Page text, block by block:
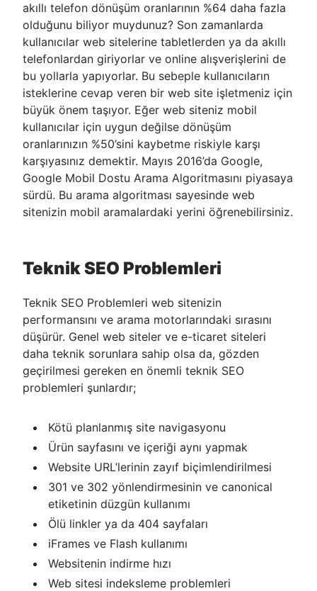
akıllı telefon dönüşüm oranlarının %64 daha fazla
olduğunu biliyor muydunuz? Son zamanlarda
kullanıcılar web sitelerine tabletlerden ya da akıllı
telefonlardan giriyorlar ve online alışverişlerini de
bu yollarla yapıyorlar. Bu sebeple kullanıcıların
isteklerine cevap veren bir web site işletmeniz için
büyük önem taşıyor. Eğer web siteniz mobil
kullanıcılar için uygun değilse dönüşüm
oranlarınızın %50’sini kaybetme riskiyle karşı
karşıyasınız demektir. Mayıs 2016’da Google,
Google Mobil Dostu Arama Algoritmasını piyasaya
sürdü. Bu arama algoritması sayesinde web
sitenizin mobil aramalardaki yerini öğrenebilirsiniz.
Teknik SEO Problemleri
Teknik SEO Problemleri web sitenizin
performansını ve arama motorlarındaki sırasını
düşürür. Genel web siteler ve e-ticaret siteleri
daha teknik sorunlara sahip olsa da, gözden
geçirilmesi gereken en önemli teknik SEO
problemleri şunlardır;
Kötü planlanmış site navigasyonu
Ürün sayfasını ve içeriği aynı yapmak
Website URL’lerinin zayıf biçimlendirilmesi
301 ve 302 yönlendirmesinin ve canonical
etiketinin düzgün kullanımı
Ölü linkler ya da 404 sayfaları
iFrames ve Flash kullanımı
Websitenin indirme hızı
Web sitesi indeksleme problemleri